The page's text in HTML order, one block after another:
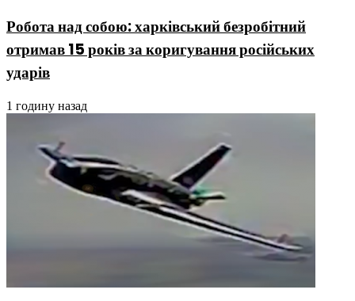
Робота над собою: харківський безробітний
отримав 15 років за коригування російських
ударів
1 годину назад